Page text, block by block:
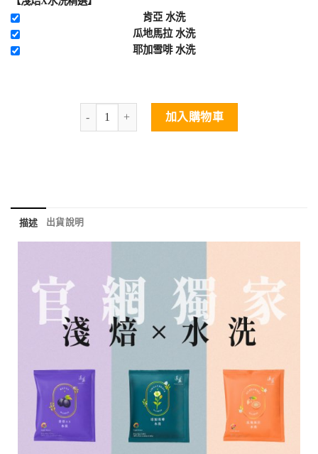
肯亞 水洗
瓜地馬拉 水洗
耶加雪啡 水洗
加入購物車
描述 出貨說明